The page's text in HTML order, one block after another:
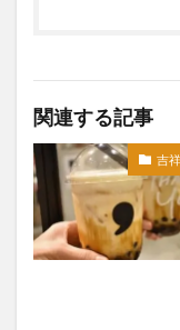
関連する記事
吉